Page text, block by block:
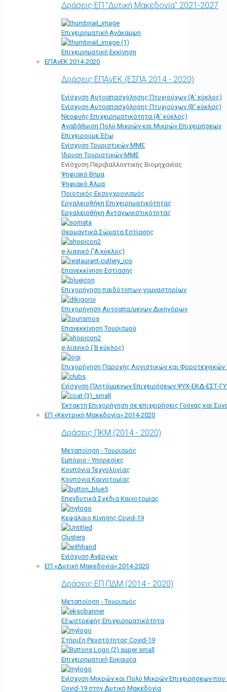
Δράσεις ΕΠ "Δυτική Μακεδονία" 2021-2027
Επιχειρηματική Ανάκαμψη
Επιχειρηματική Εκκίνηση
ΕΠΑνΕΚ 2014-2020
Δράσεις ΕΠΑνΕΚ (ΕΣΠΑ 2014 - 2020)
Ενίσχυση Αυτοαπασχόλησης Πτυχιούχων (Α' κύκλος)
Ενίσχυση Αυτοαπασχόλησης Πτυχιούχων (Β' κύκλος)
Νεοφυής Επιχειρηματικότητα (Α' κύκλος)
Αναβάθμιση Πολύ Μικρών και Μικρών Επιχειρήσεων
Επιχειρούμε Έξω
Ενίσχυση Τουριστικών ΜΜΕ
Ίδρυση Τουριστικών ΜΜΕ
Ενίσχυση Περιβαλλοντικής Βιομηχανίας
Ψηφιακό Βήμα
Ψηφιακό Άλμα
Ποιοτικός Εκσυγχρονισμός
Εργαλειοθήκη Eπιχειρηματικότητας
Εργαλειοθήκη Ανταγωνιστικότητας
Θερμαντικά Σώματα Εστίασης
e-λιανικό ('Α κύκλος)
Επανεκκίνηση Εστίασης
Επιχορήγηση παιδότοπων-γυμναστηρίων
Επιχορήγηση Αυτοαπα/μενων Δικηγόρων
Επανεκκίνηση Τουρισμού
e-λιανικό (΄Β κύκλος)
Επιχορήγηση Παροχής Λογιστικών και
Ενίσχυση Πλητόμμενων Επιχειρήσεων ΨΥΧ-ΕΚΔ-ΕΣΤ-
Έκτακτη Επιχορήγηση σε επιχειρήσεις Γούνας και
ΕΠ «Kεντρική Μακεδονία» 2014-2020
Δράσεις ΠΚΜ (2014 - 2020)
Μεταποίηση - Τουρισμός
Εμπόριο - Υπηρεσίες
Κουπόνια Τεχνολογίας
Κουπόνια Καινοτομίας
Επενδυτικά Σχέδια Καινοτομίας
Κεφάλαιο Κίνησης Covid-19
Clusters
Ενίσχυση Ανέργων
ΕΠ «Δυτική Μακεδονία» 2014-2020
Δράσεις ΕΠ ΠΔΜ (2014 - 2020)
Μεταποίηση - Τουρισμός
Εξωστρεφής Επιχειρηματικότητα
Στήριξη Ρευστότητας Covid-19
Επιχειρηματική Ευκαιρία
Ενίσχυση Μικρών και Πολύ Μικρών Επιχειρήσεων
Covid-19 στην Δυτική Μακεδονία